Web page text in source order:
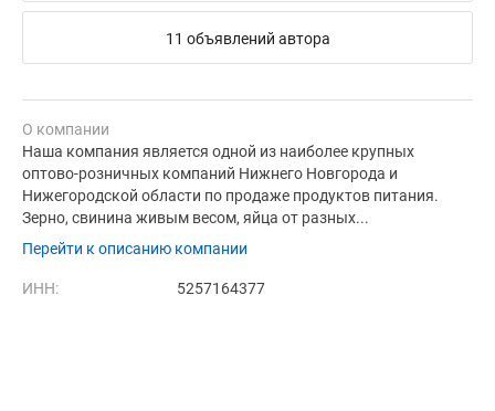
11 объявлений автора
О компании
Наша компания является одной из наиболее крупных
оптово-розничных компаний Нижнего Новгорода и
Нижегородской области по продаже продуктов питания.
Зерно, свинина живым весом, яйца от разных...
Перейти к описанию компании
ИНН: 5257164377